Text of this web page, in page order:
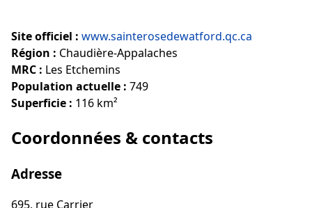
Site officiel : www.sainterosedewatford.qc.ca
Région : Chaudière-Appalaches
MRC : Les Etchemins
Population actuelle : 749
Superficie : 116 km²
Coordonnées & contacts
Adresse
695, rue Carrier